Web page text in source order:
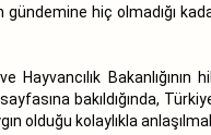
gündemine hiç olmadığı
Hayvancılık Bakanlığının
bakıldığında,
olduğu kolaylıkla